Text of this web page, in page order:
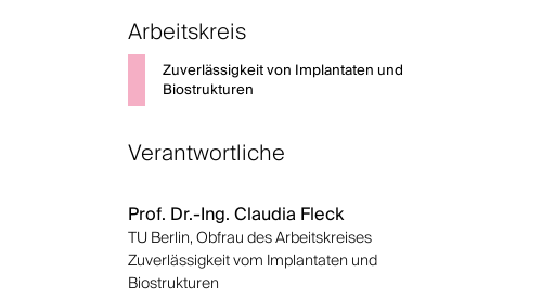
Arbeitskreis
Zuverlässigkeit von Implantaten und
Biostrukturen
Verantwortliche
Prof. Dr.-Ing. Claudia Fleck
TU Berlin, Obfrau des Arbeitskreises
Zuverlässigkeit vom Implantaten und
Biostrukturen